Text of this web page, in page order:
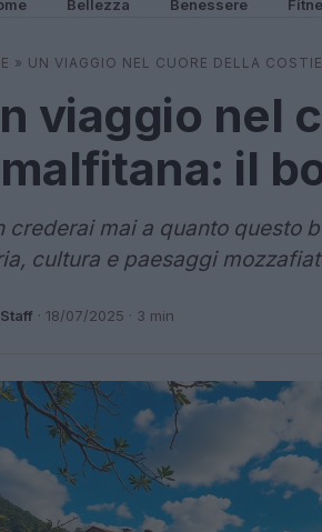
Bellezza Benessere
» UN VIAGGIO NEL CUORE DELLA
viaggio nel
il
crederai mai a quanto questo
cultura e paesaggi
Staff · 18/07/2025 · 3 min